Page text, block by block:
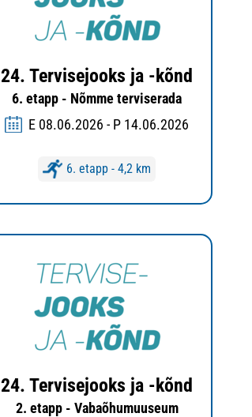
24. Tervisejooks ja -kõnd
6. etapp - Nõmme terviserada
E 08.06.2026 - P 14.06.2026
6. etapp - 4,2 km
24. Tervisejooks ja -kõnd
2. etapp - Vabaõhumuuseum